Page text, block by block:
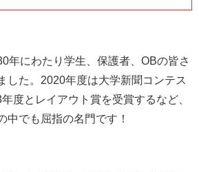
年にわたり学生、保護者、OBの皆さ
した。2020年度は大学新聞コンテス
度とレイアウト賞を受賞するなど、
中でも屈指の名門です！